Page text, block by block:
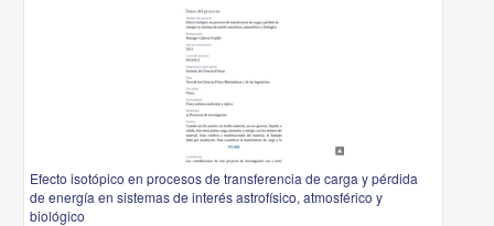
Efecto isotópico en procesos de transferencia de carga y pérdida
de energía en sistemas de interés astrofísico, atmosférico y
biológico